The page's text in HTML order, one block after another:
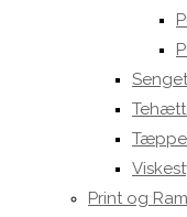
Print og